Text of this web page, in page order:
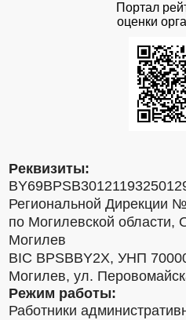
Портал
оценки
Реквизиты:
Региональной Дирекции
по Могилевской области,
Могилев
BIC BPSBBY2X, УНП
Могилев, ул.
Режим работы:
Работники